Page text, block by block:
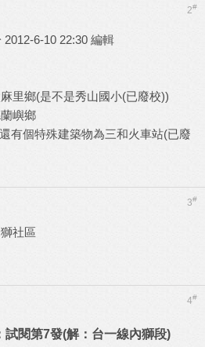
2#
6-10 22:30 編輯
里鄉(是不是秀山國小(已廢校))
嶼鄉
有個特殊建築物為三和火車站(已廢
3#
社區
4#
試閱第7發(解：台一線內獅段)